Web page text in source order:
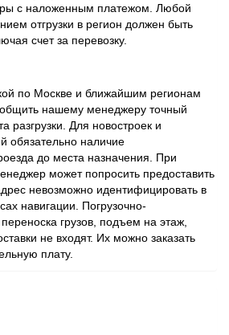
с наложенным платежом. Любой
отгрузки в регион должен быть
счет за перевозку.
по Москве и ближайшим регионам
нашему менеджеру точный
разгрузки. Для новостроек и
обязательно наличие
до места назначения. При
может попросить предоставить
невозможно идентифицировать в
навигации. Погрузочно-
грузов, подъем на этаж,
не входят. Их можно заказать
плату.